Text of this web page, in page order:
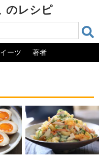
のレシピ
ーツ 著者